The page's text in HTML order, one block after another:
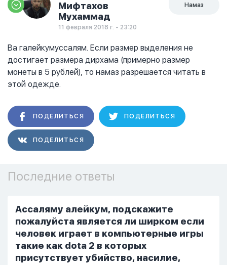
Мифтахов
Мухаммад
11 февраля 2018 г. - 23:20
Намаз
Ва галейкумуссалям. Если размер выделения не
достигает размера дирхама (примерно размер
монеты в 5 рублей), то намаз разрешается читать в
этой одежде.
ПОДЕЛИТЬСЯ ПОДЕЛИТЬСЯ
ПОДЕЛИТЬСЯ
Последние ответы
Ассаляму алейкум, подскажите
пожалуйста является ли ширком если
человек играет в компьютерные игры
такие как dota 2 в которых
присутствует убийство, насилие,